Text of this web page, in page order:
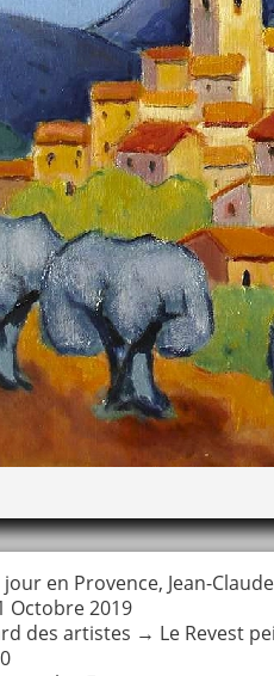
en Provence, Jean-
Octobre 2019
des artistes → Le Revest